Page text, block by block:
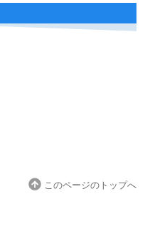
このページのトップへ